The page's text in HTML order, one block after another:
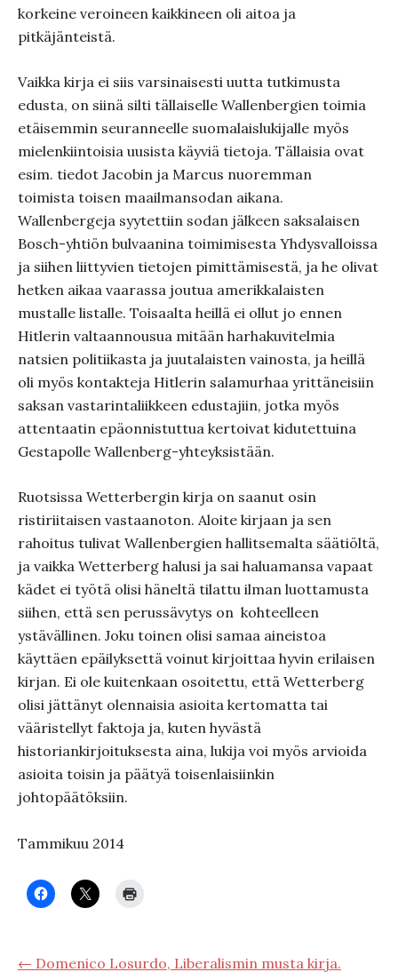
korkeine veroineen kaikkineen oli aitoa ja
pitkäjänteistä.
Vaikka kirja ei siis varsinaisesti uutta tutkimusta
edusta, on siinä silti tällaiselle Wallenbergien toimia
etäisemmin seuranneelle suomalaislukijalle myös
mielenkiintoisia uusista käyviä tietoja. Tällaisia ovat
esim. tiedot Jacobin ja Marcus nuoremman
toimista toisen maailmansodan aikana.
Wallenbergeja syytettiin sodan jälkeen saksalaisen
Bosch-yhtiön bulvaanina toimimisesta Yhdysvalloissa
ja siihen liittyvien tietojen pimittämisestä, ja he olivat
hetken aikaa vaarassa joutua amerikkalaisten
mustalle listalle. Toisaalta heillä ei ollut jo ennen
Hitlerin valtaannousua mitään harhakuvitelmia
natsien politiikasta ja juutalaisten vainosta, ja heillä
oli myös kontakteja Hitlerin salamurhaa yrittäneisiin
saksan vastarintaliikkeen edustajiin, jotka myös
attentaatin epäonnistuttua kertoivat kidutettuina
Gestapolle Wallenberg-yhteyksistään.
Ruotsissa Wetterbergin kirja on saanut osin
ristiriitaisen vastaanoton. Aloite kirjaan ja sen
rahoitus tulivat Wallenbergien hallitsemalta säätiöltä,
ja vaikka Wetterberg halusi ja sai haluamansa vapaat
kädet ei työtä olisi häneltä tilattu ilman luottamusta
siihen, että sen perussävytys on kohteelleen
ystävällinen. Joku toinen olisi samaa aineistoa
käyttäen epäilyksettä voinut kirjoittaa hyvin erilaisen
kirjan. Ei ole kuitenkaan osoitettu, että Wetterberg
olisi jättänyt olennaisia asioita kertomatta tai
vääristellyt faktoja ja, kuten hyvästä
historiankirjoituksesta aina, lukija voi myös arvioida
asioita toisin ja päätyä toisenlaisiinkin
johtopäätöksiin.
Tammikuu 2014
← Domenico Losurdo, Liberalismin musta kirja.